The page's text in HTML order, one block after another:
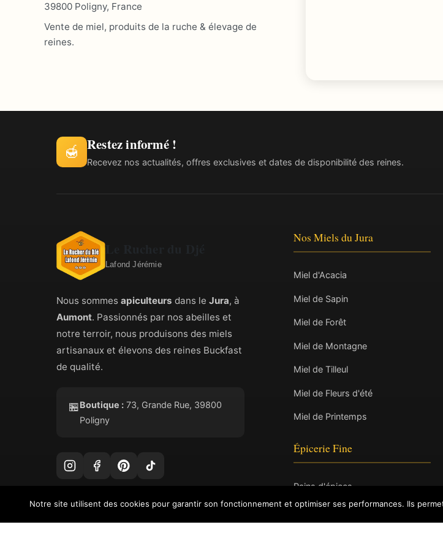
39800 Poligny, France
Vente de miel, produits de la ruche & élevage de
reines.
🍯 Restez informé !
Recevez nos actualités, offres exclusives et dates de disponibilité des reines.
Lafond Jérémie
Nous sommes apiculteurs dans le Jura, à
Aumont. Passionnés par nos abeilles et
notre terroir, nous produisons des miels
artisanaux et élevons des reines Buckfast
de qualité.
🏪Boutique : 73, Grande Rue, 39800
Poligny
Nos Miels du Jura
Miel d'Acacia
Miel de Sapin
Miel de Forêt
Miel de Montagne
Miel de Tilleul
Miel de Fleurs d'été
Miel de Printemps
Épicerie Fine
Pains d'épices
Nougats
Notre site utilisent des cookies pour garantir son fonctionnement et optimiser ses performances. Ils